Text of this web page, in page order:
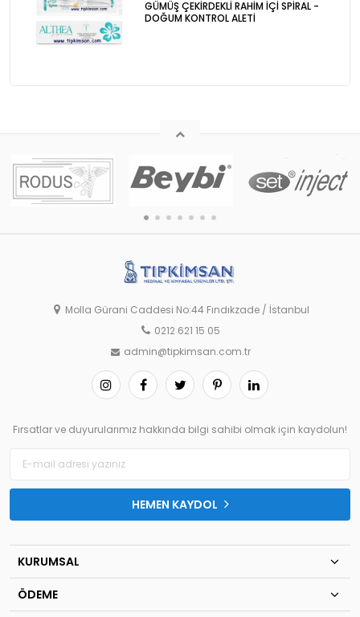
GÜMÜŞ ÇEKİRDEKLİ RAHİM İÇİ SPİRAL -
DOĞUM KONTROL ALETİ
Molla Gürani Caddesi No:44 Fındıkzade / İstanbul
0212 621 15 05
admin@tipkimsan.com.tr
Fırsatlar ve duyurularımız hakkında bilgi sahibi olmak için kaydolun!
HEMEN KAYDOL
KURUMSAL
ÖDEME